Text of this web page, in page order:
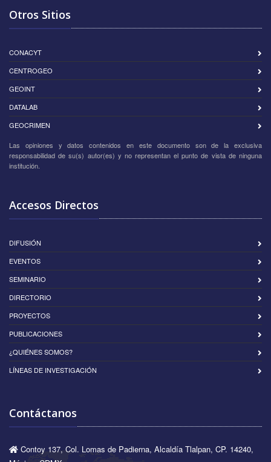
Otros Sitios
CONACYT
CENTROGEO
GEOINT
DATALAB
GEOCRIMEN
Las opiniones y datos contenidos en este documento son de la exclusiva
responsabilidad de su(s) autor(es) y no representan el punto de vista de ninguna
institución.
Accesos Directos
DIFUSIÓN
EVENTOS
SEMINARIO
DIRECTORIO
PROYECTOS
PUBLICACIONES
¿QUIÉNES SOMOS?
LÍNEAS DE INVESTIGACIÓN
Contáctanos
Contoy 137, Col. Lomas de Padierna, Alcaldía Tlalpan, CP. 14240,